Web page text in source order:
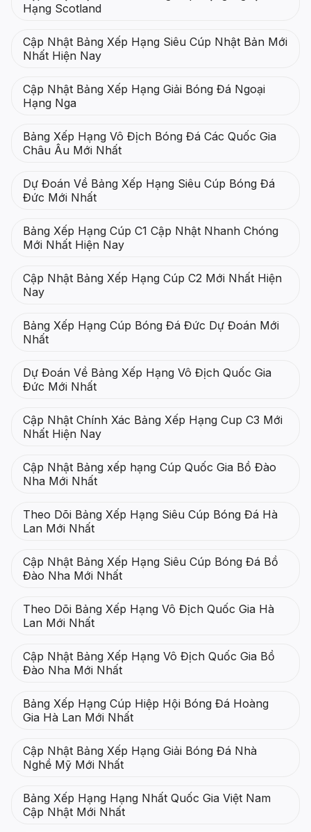
Hạng Scotland
Cập Nhật Bảng Xếp Hạng Siêu Cúp Nhật Bản Mới
Nhất Hiện Nay
Cập Nhật Bảng Xếp Hạng Giải Bóng Đá Ngoại
Hạng Nga
Bảng Xếp Hạng Vô Địch Bóng Đá Các Quốc Gia
Châu Âu Mới Nhất
Dự Đoán Về Bảng Xếp Hạng Siêu Cúp Bóng Đá
Đức Mới Nhất
Bảng Xếp Hạng Cúp C1 Cập Nhật Nhanh Chóng
Mới Nhất Hiện Nay
Cập Nhật Bảng Xếp Hạng Cúp C2 Mới Nhất Hiện
Nay
Bảng Xếp Hạng Cúp Bóng Đá Đức Dự Đoán Mới
Nhất
Dự Đoán Về Bảng Xếp Hạng Vô Địch Quốc Gia
Đức Mới Nhất
Cập Nhật Chính Xác Bảng Xếp Hạng Cup C3 Mới
Nhất Hiện Nay
Cập Nhật Bảng xếp hạng Cúp Quốc Gia Bồ Đào
Nha Mới Nhất
Theo Dõi Bảng Xếp Hạng Siêu Cúp Bóng Đá Hà
Lan Mới Nhất
Cập Nhật Bảng Xếp Hạng Siêu Cúp Bóng Đá Bồ
Đào Nha Mới Nhất
Theo Dõi Bảng Xếp Hạng Vô Địch Quốc Gia Hà
Lan Mới Nhất
Cập Nhật Bảng Xếp Hạng Vô Địch Quốc Gia Bồ
Đào Nha Mới Nhất
Bảng Xếp Hạng Cúp Hiệp Hội Bóng Đá Hoàng
Gia Hà Lan Mới Nhất
Cập Nhật Bảng Xếp Hạng Giải Bóng Đá Nhà
Nghề Mỹ Mới Nhất
Bảng Xếp Hạng Hạng Nhất Quốc Gia Việt Nam
Cập Nhật Mới Nhất